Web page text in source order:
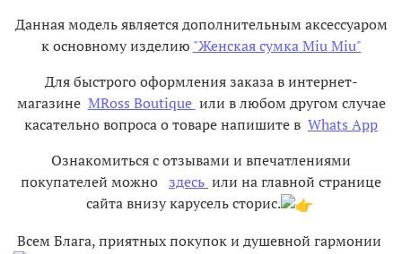
Данная модель является дополнительным аксессуаром
к основному изделию "Женская сумка Miu Miu"
Для быстрого оформления заказа в интернет-
магазине MRoss Boutique или в любом другом случае
касательно вопроса о товаре напишите в Whats App
Ознакомиться с отзывами и впечатлениями
покупателей можно здесь или на главной странице
сайта внизу карусель сторис.
Всем Блага, приятных покупок и душевной гармонии